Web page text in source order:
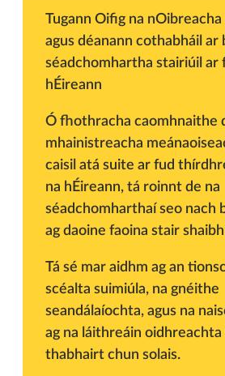
Tugann Oifig na
agus déanann cothabháil ar
séadchomhartha stairiúil ar
hÉireann
Ó fhothracha caomhnaithe
mhainistreacha
caisil atá suite ar fud
na hÉireann, tá roinnt de na
séadchomharthaí seo nach
ag daoine faoina stair
Tá sé mar aidhm ag an
scéalta suimiúla, na gnéithe
seandálaíochta, agus na
ag na láithreáin oidhreachta
thabhairt chun solais.